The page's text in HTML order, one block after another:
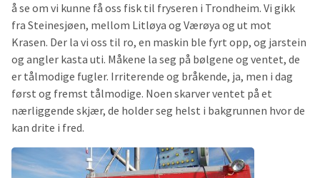
å se om vi kunne få oss fisk til fryseren i Trondheim. Vi gikk
fra Steinesjøen, mellom Litløya og Værøya og ut mot
Krasen. Der la vi oss til ro, en maskin ble fyrt opp, og jarstein
og angler kasta uti. Måkene la seg på bølgene og ventet, de
er tålmodige fugler. Irriterende og bråkende, ja, men i dag
først og fremst tålmodige. Noen skarver ventet på et
nærliggende skjær, de holder seg helst i bakgrunnen hvor de
kan drite i fred.